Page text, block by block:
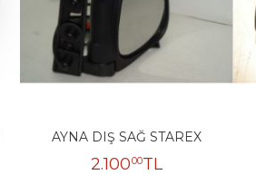
AYNA DIŞ SAĞ STAREX
2.10000TL